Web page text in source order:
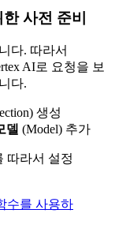
사전 준비
다. 따라서
AI로 요청을 보
다.
생성
델 (Model) 추가
따라서 설정
수를 사용하